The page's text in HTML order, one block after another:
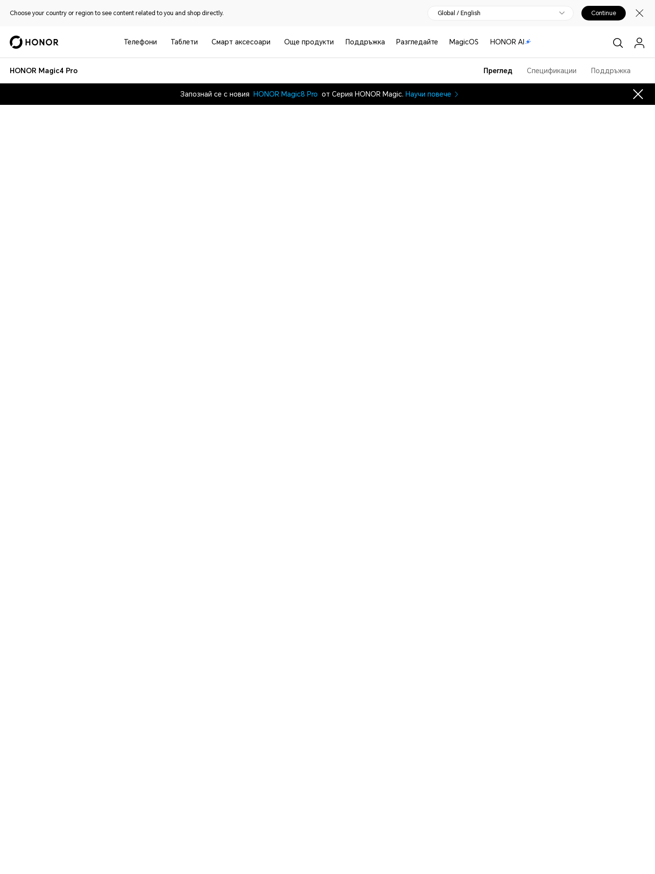
Choose your country or region to see content related to you and shop directly. Global / English Continue
Телефони Таблети Смарт аксесоари Още продукти Поддръжка Разгледайте MagicOS HONOR AI
HONOR Magic4 Pro Преглед Спецификации Поддръжка
Запознай се с новия HONOR Magic8 Pro от Серия HONOR Magic. Научи повече